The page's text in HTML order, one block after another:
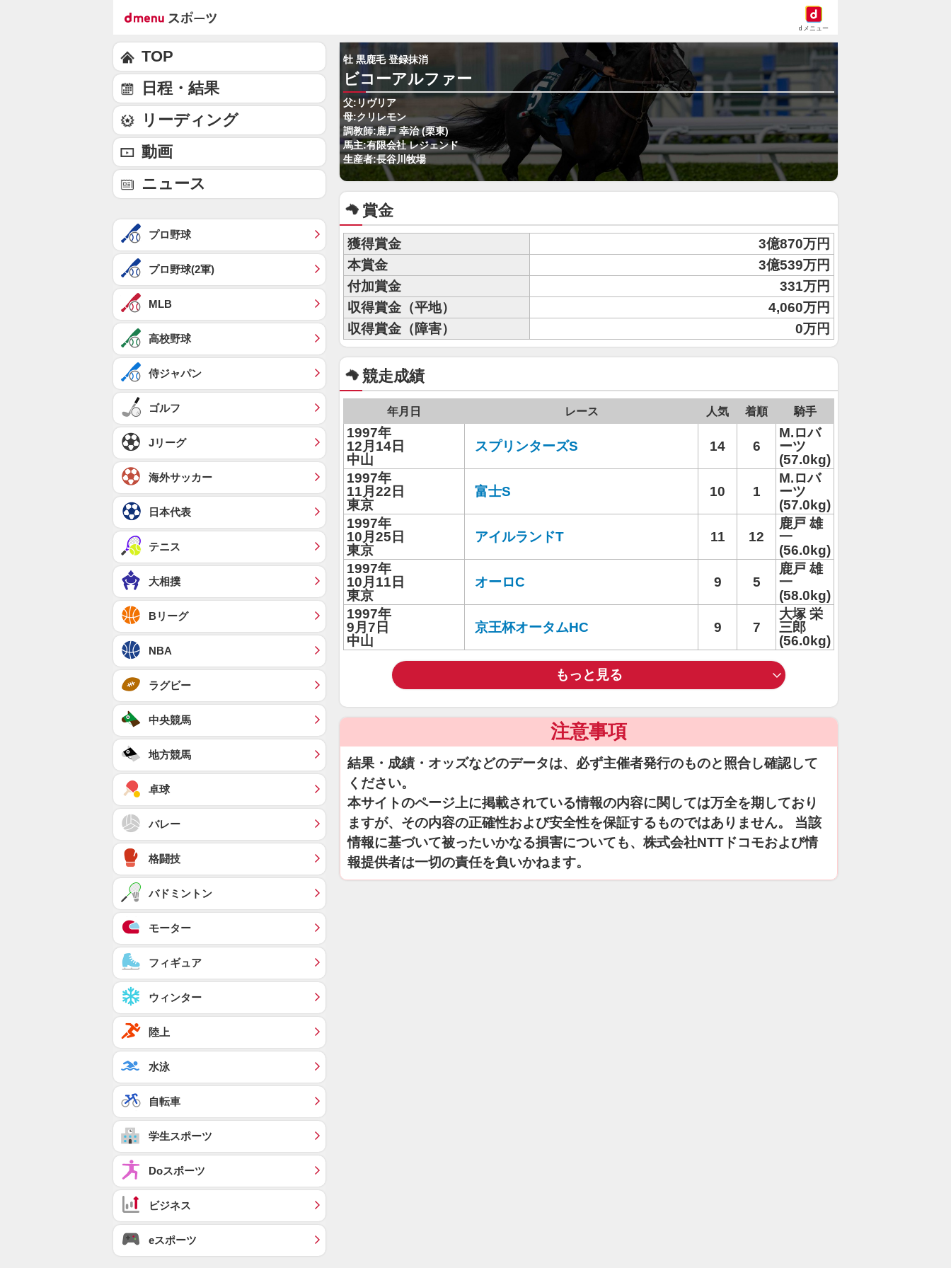
dメニュー
牡 黒鹿毛 登録抹消
ビコーアルファー
父:リヴリア
母:クリレモン
調教師:鹿戸 幸治 (栗東)
馬主:有限会社 レジェンド
生産者:長谷川牧場
賞金
獲得賞金
3億870万円
本賞金
3億539万円
付加賞金
331万円
収得賞金（平地）
4,060万円
収得賞金（障害）
0万円
競走成績
年月日 レース 人気 着順 騎手
1997年
12月14日
中山
スプリンターズS 14 6
M.ロバ
ーツ
(57.0kg)
1997年
11月22日
東京
富士S 10 1
M.ロバ
ーツ
(57.0kg)
1997年
10月25日
東京
アイルランドT 11 12
鹿戸 雄
一
(56.0kg)
1997年
10月11日
東京
オーロC 9 5
鹿戸 雄
一
(58.0kg)
1997年
9月7日
中山
京王杯オータムHC 9 7
大塚 栄
三郎
(56.0kg)
もっと見る
注意事項
結果・成績・オッズなどのデータは、必ず主催者発行のものと照合し確認して
ください。
本サイトのページ上に掲載されている情報の内容に関しては万全を期しており
ますが、その内容の正確性および安全性を保証するものではありません。 当該
情報に基づいて被ったいかなる損害についても、株式会社NTTドコモおよび情
報提供者は一切の責任を負いかねます。
TOP
日程・結果
リーディング
動画
ニュース
プロ野球
プロ野球(2軍)
MLB
高校野球
侍ジャパン
ゴルフ
Jリーグ
海外サッカー
日本代表
テニス
大相撲
Bリーグ
NBA
ラグビー
中央競馬
地方競馬
卓球
バレー
格闘技
バドミントン
モーター
フィギュア
ウィンター
陸上
水泳
自転車
学生スポーツ
Doスポーツ
ビジネス
eスポーツ